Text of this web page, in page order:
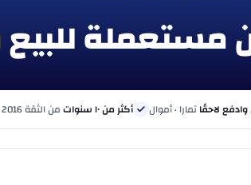
وادفع لاحقًاتمارا · أموال أكثر من ١٠ سنوات من الثقة 2016